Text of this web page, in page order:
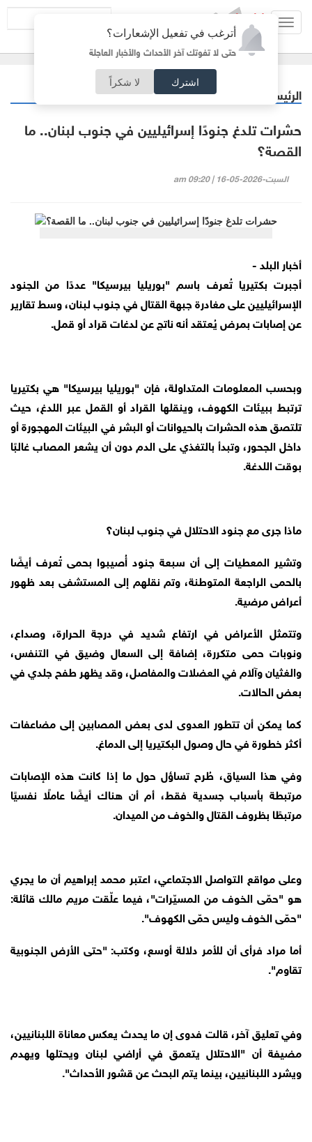
أترغب في تفعيل الإشعارات؟
حتى لا تفوتك آخر الأحداث والأخبار العاجلة
اشترك لا شكراً
الرئيسية عربي دولي
حشرات تلدغ جنودًا إسرائيليين في جنوب لبنان.. ما
القصة؟
السبت-2026-05-16 | 09:20 am
أخبار البلد -
أجبرت بكتيريا تُعرف باسم "بوريليا بيرسيكا" عددًا من الجنود
الإسرائيليين على مغادرة جبهة القتال في جنوب لبنان، وسط تقارير
عن إصابات بمرض يُعتقد أنه ناتج عن لدغات قراد أو قمل.
وبحسب المعلومات المتداولة، فإن "بوريليا بيرسيكا" هي بكتيريا
ترتبط ببيئات الكهوف، وينقلها القراد أو القمل عبر اللدغ، حيث
تلتصق هذه الحشرات بالحيوانات أو البشر في البيئات المهجورة أو
داخل الجحور، وتبدأ بالتغذي على الدم دون أن يشعر المصاب غالبًا
بوقت اللدغة.
ماذا جرى مع جنود الاحتلال في جنوب لبنان؟
وتشير المعطيات إلى أن سبعة جنود أُصيبوا بحمى تُعرف أيضًا
بالحمى الراجعة المتوطنة، وتم نقلهم إلى المستشفى بعد ظهور
أعراض مرضية.
وتتمثل الأعراض في ارتفاع شديد في درجة الحرارة، وصداع،
ونوبات حمى متكررة، إضافة إلى السعال وضيق في التنفس،
والغثيان وآلام في العضلات والمفاصل، وقد يظهر طفح جلدي في
بعض الحالات.
كما يمكن أن تتطور العدوى لدى بعض المصابين إلى مضاعفات
أكثر خطورة في حال وصول البكتيريا إلى الدماغ.
وفي هذا السياق، طُرح تساؤل حول ما إذا كانت هذه الإصابات
مرتبطة بأسباب جسدية فقط، أم أن هناك أيضًا عاملًا نفسيًا
مرتبطًا بظروف القتال والخوف من الميدان.
وعلى مواقع التواصل الاجتماعي، اعتبر محمد إبراهيم أن ما يجري
هو "حمّى الخوف من المسيّرات"، فيما علّقت مريم مالك قائلة:
"حمّى الخوف وليس حمّى الكهوف".
أما مراد فرأى أن للأمر دلالة أوسع، وكتب: "حتى الأرض الجنوبية
تقاوم".
وفي تعليق آخر، قالت فدوى إن ما يحدث يعكس معاناة اللبنانيين،
مضيفة أن "الاحتلال يتعمق في أراضي لبنان ويحتلها ويهدم
ويشرد اللبنانيين، بينما يتم البحث عن قشور الأحداث".